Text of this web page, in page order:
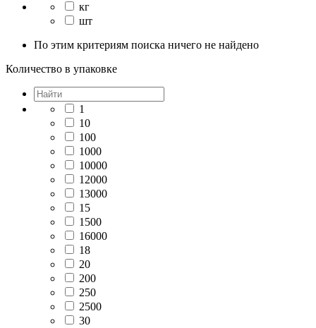
кг
шт
По этим критериям поиска ничего не найдено
Количество в упаковке
1
10
100
1000
10000
12000
13000
15
1500
16000
18
20
200
250
2500
30